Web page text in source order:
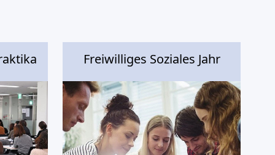
Freiwilliges Soziales Jahr